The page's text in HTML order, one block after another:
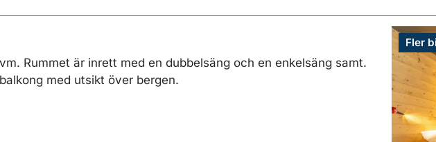
Fler
Rummet är inrett med en dubbelsäng och en enkelsäng samt.
med utsikt över bergen.